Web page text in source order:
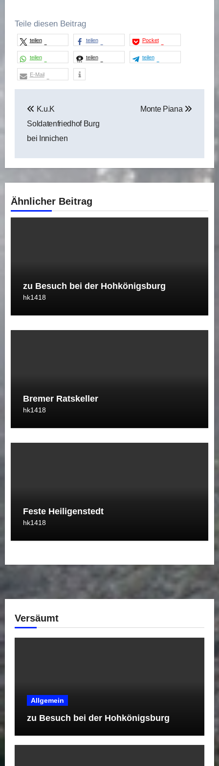
Teile diesen Beitrag
teilen teilen Pocket
teilen teilen teilen
E-Mail
K.u.K
Soldatenfriedhof Burg
bei Innichen
Monte Piana
Ähnlicher Beitrag
zu Besuch bei der Hohkönigsburg
hk1418
Bremer Ratskeller
hk1418
Feste Heiligenstedt
hk1418
Versäumt
Allgemein
zu Besuch bei der Hohkönigsburg